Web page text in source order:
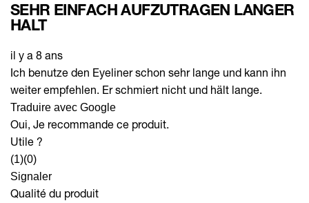
SEHR EINFACH AUFZUTRAGEN LANGER
HALT
il y a 8 ans
Ich benutze den Eyeliner schon sehr lange und kann ihn
weiter empfehlen. Er schmiert nicht und hält lange.
Traduire avec Google
Oui, Je recommande ce produit.
Utile ?
(1)(0)
Signaler
Qualité du produit